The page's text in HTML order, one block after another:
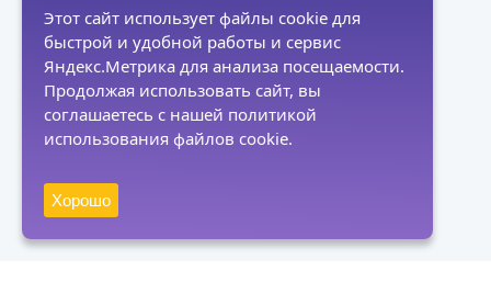
Этот сайт использует файлы cookie для
быстрой и удобной работы и сервис
Яндекс.Метрика для анализа посещаемости.
Продолжая использовать сайт, вы
соглашаетесь с нашей политикой
использования файлов cookie.
Хорошо